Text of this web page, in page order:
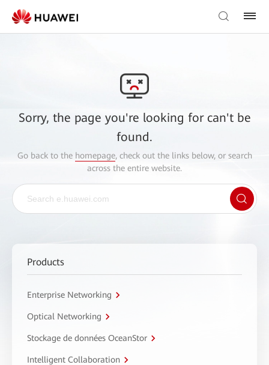
Sorry, the page you're looking for can't be
found.
Go back to the homepage, check out the links below, or search
across the entire website.
Products
Enterprise Networking
Optical Networking
Stockage de données OceanStor
Intelligent Collaboration